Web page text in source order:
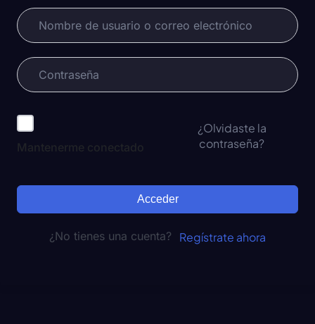
Mantenerme conectado
¿Olvidaste la
contraseña?
Acceder
¿No tienes una cuenta? Regístrate ahora